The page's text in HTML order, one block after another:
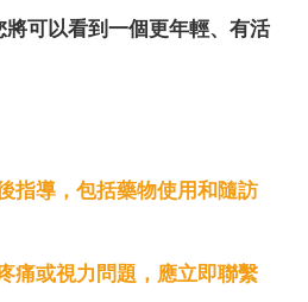
可以看到一個更年輕、有活
指導，包括藥物使用和隨訪
痛或視力問題，應立即聯繫